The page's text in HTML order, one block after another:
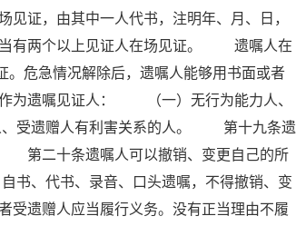
证，由其中一人代书，注明年、月、日，
有两个以上见证人在场见证。 遗嘱人在
。危急情况解除后，遗嘱人能够用书面或者
为遗嘱见证人： （一）无行为能力人、
受遗赠人有利害关系的人。 第十九条遗
第二十条遗嘱人可以撤销、变更自己的所
代书、录音、口头遗嘱，不得撤销、变
遗赠人应当履行义务。没有正当理由不履